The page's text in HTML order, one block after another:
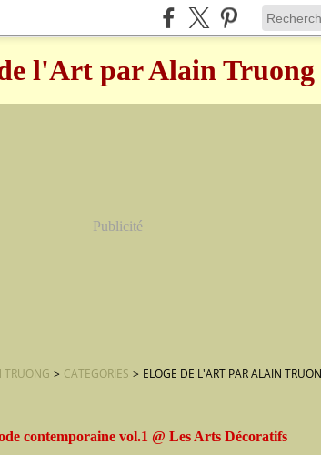
l'Art par Alain Truong
Publicité
TRUONG > CATEGORIES > ELOGE DE L'ART PAR ALAIN
contemporaine vol.1 @ Les Arts Décoratifs